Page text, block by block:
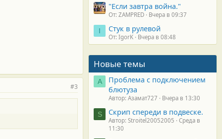
#3
"Если завтра война."
От: ZAMPRED Вчера в 09:37
I Стук в рулевой
От: IgorK Вчера в 08:48
Новые темы
А
Проблема с подключением
блютуза
Автор: Азамат727 Вчера в 13:30
S Скрип спереди в подвеске.
Автор: Stroitel20052005
Среда в
11:30